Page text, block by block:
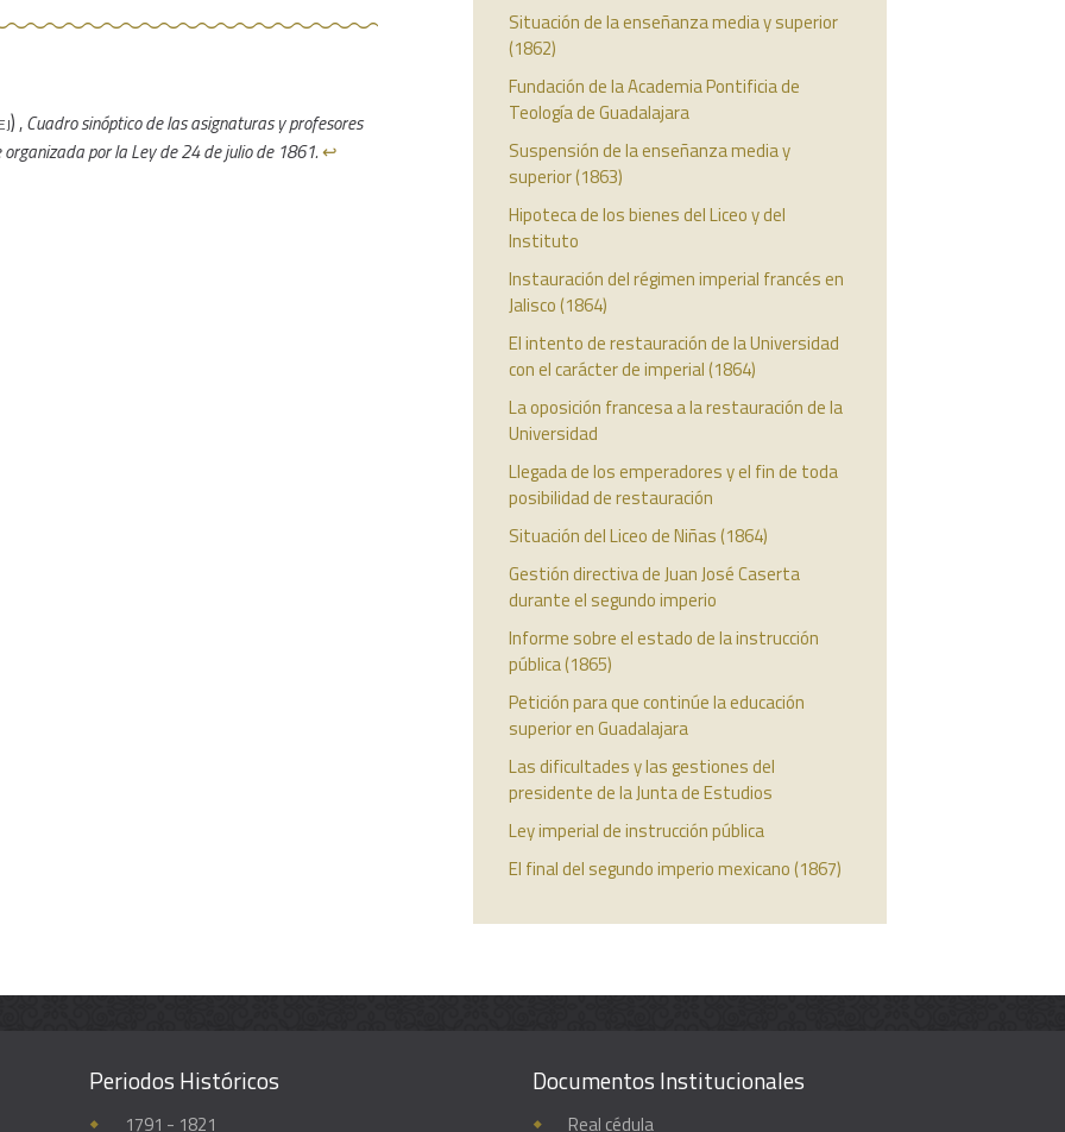
Situación de la enseñanza media y superior
(1862)
Fundación de la Academia Pontificia de
Teología de Guadalajara
Suspensión de la enseñanza media y
superior (1863)
Hipoteca de los bienes del Liceo y del
Instituto
Instauración del régimen imperial francés en
Jalisco (1864)
El intento de restauración de la Universidad
con el carácter de imperial (1864)
La oposición francesa a la restauración de la
Universidad
Llegada de los emperadores y el fin de toda
posibilidad de restauración
Situación del Liceo de Niñas (1864)
Gestión directiva de Juan José Caserta
durante el segundo imperio
Informe sobre el estado de la instrucción
pública (1865)
Petición para que continúe la educación
superior en Guadalajara
Las dificultades y las gestiones del
presidente de la Junta de Estudios
Ley imperial de instrucción pública
El final del segundo imperio mexicano (1867)
,Cuadro sinóptico de las asignaturas y profesores
por la Ley de 24 de julio de 1861.↩︎
Enciclopedia histórica y biográfica de la Universidad de Guadalajara
Periodos Históricos
1791 - 1821
Documentos Institucionales
Real cédula